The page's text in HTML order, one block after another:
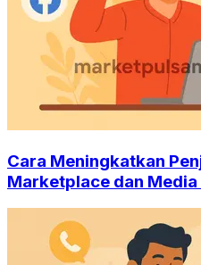
Cara Meningkatkan
Marketplace dan Media